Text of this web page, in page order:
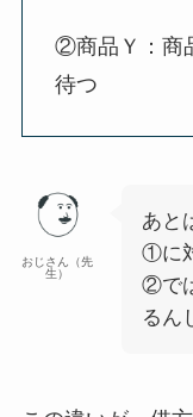
②商品Ｙ：商
待つ
おじさん（先
生）
あと
①に
②で
るん